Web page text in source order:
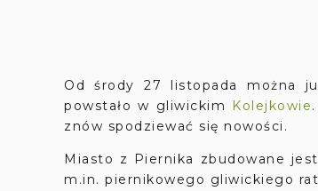
Od środy 27 listopada można
powstało w gliwickim Kolejkowie
znów spodziewać się nowości.
Miasto z Piernika zbudowane
m.in. piernikowego gliwickiego